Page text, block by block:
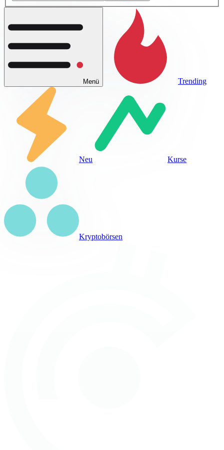
Menü Trending
Neu Kurse
Kryptobörsen